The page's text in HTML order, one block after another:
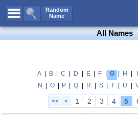
Random
Name
All Names
Boy Names
Unisex Names
Popular Names
All Names
A B C D E F G H
N
O P Q R S T U
<< < 1 2 3 4 5